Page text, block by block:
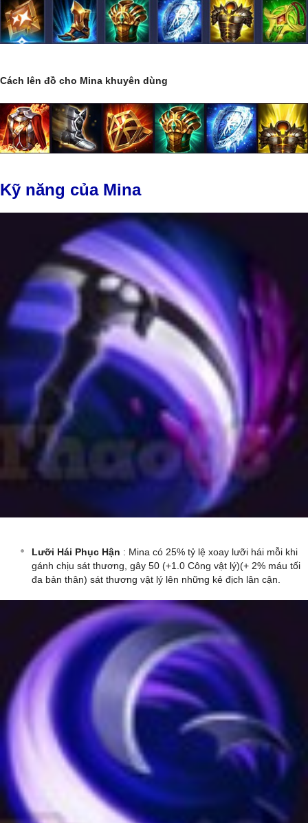
Cách lên đồ cho Mina khuyên dùng
Kỹ năng của Mina
Lưỡi Hái Phục Hận : Mina có 25% tỷ lệ xoay lưỡi hái mỗi khi
gánh chịu sát thương, gây 50 (+1.0 Công vật lý)(+ 2% máu tối
đa bản thân) sát thương vật lý lên những kẻ địch lân cận.